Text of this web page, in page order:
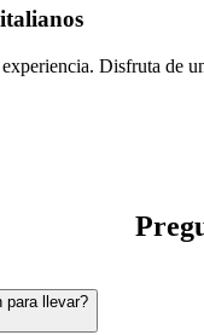
Disfruta de
para llevar?